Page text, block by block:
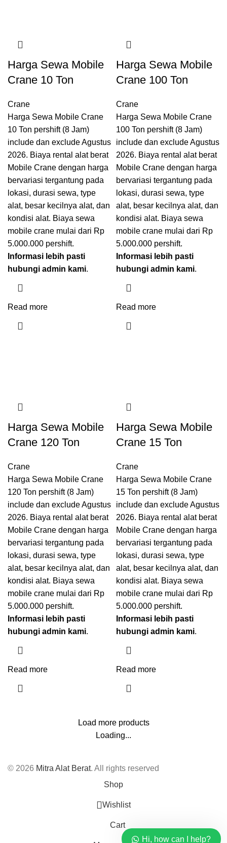
Harga Sewa Mobile
Crane 10 Ton
Crane
Harga Sewa Mobile Crane
10 Ton pershift (8 Jam)
include dan exclude Agustus
2026. Biaya rental alat berat
Mobile Crane dengan harga
bervariasi tergantung pada
lokasi, durasi sewa, type
alat, besar kecilnya alat, dan
kondisi alat. Biaya sewa
mobile crane mulai dari Rp
5.000.000 pershift.
Informasi lebih pasti
hubungi admin kami.
Read more
Harga Sewa Mobile
Crane 100 Ton
Crane
Harga Sewa Mobile Crane
100 Ton pershift (8 Jam)
include dan exclude Agustus
2026. Biaya rental alat berat
Mobile Crane dengan harga
bervariasi tergantung pada
lokasi, durasi sewa, type
alat, besar kecilnya alat, dan
kondisi alat. Biaya sewa
mobile crane mulai dari Rp
5.000.000 pershift.
Informasi lebih pasti
hubungi admin kami.
Read more
Harga Sewa Mobile
Crane 120 Ton
Crane
Harga Sewa Mobile Crane
120 Ton pershift (8 Jam)
include dan exclude Agustus
2026. Biaya rental alat berat
Mobile Crane dengan harga
bervariasi tergantung pada
lokasi, durasi sewa, type
alat, besar kecilnya alat, dan
kondisi alat. Biaya sewa
mobile crane mulai dari Rp
5.000.000 pershift.
Informasi lebih pasti
hubungi admin kami.
Read more
Harga Sewa Mobile
Crane 15 Ton
Crane
Harga Sewa Mobile Crane
15 Ton pershift (8 Jam)
include dan exclude Agustus
2026. Biaya rental alat berat
Mobile Crane dengan harga
bervariasi tergantung pada
lokasi, durasi sewa, type
alat, besar kecilnya alat, dan
kondisi alat. Biaya sewa
mobile crane mulai dari Rp
5.000.000 pershift.
Informasi lebih pasti
hubungi admin kami.
Read more
Load more products
Loading...
© 2026 Mitra Alat Berat. All rights reserved
Hi, how can I help?
Shop
Wishlist
Cart